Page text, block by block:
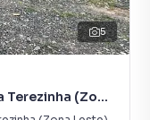
5
(Zona